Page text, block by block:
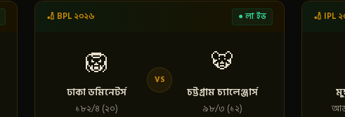
🏏 BPL ২০২৬ ● লা ইভ
🦁
ঢাকা ডমিনেটর্স
১৮২/৪ (২০)
VS 🐯
চট্টগ্রাম চ্যালেঞ্জার্স
৯৮/৩ (১২)
🏏 IPL
আজ